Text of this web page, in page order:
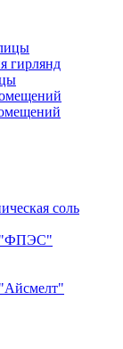
гирлянд
соль
"ФПЭС"